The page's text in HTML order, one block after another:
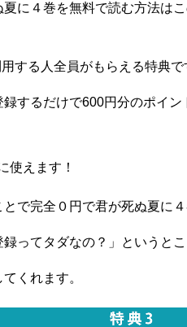
に４巻を無料で読む方法は
する人全員がもらえる特典で
するだけで600円分のポイ
使えます！
で完全０円で君が死ぬ夏に
ってタダなの？」というとこ
くれます。